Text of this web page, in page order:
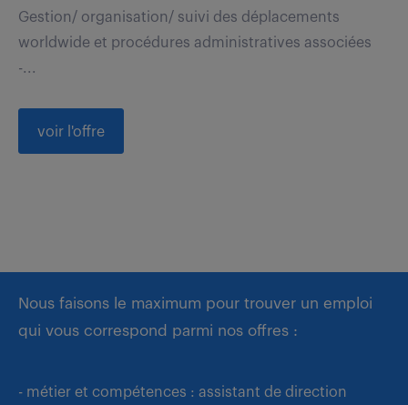
Gestion/ organisation/ suivi des déplacements
worldwide et procédures administratives associées
-...
voir l'offre
Nous faisons le maximum pour trouver un emploi
qui vous correspond parmi nos offres :
- métier et compétences : assistant de direction